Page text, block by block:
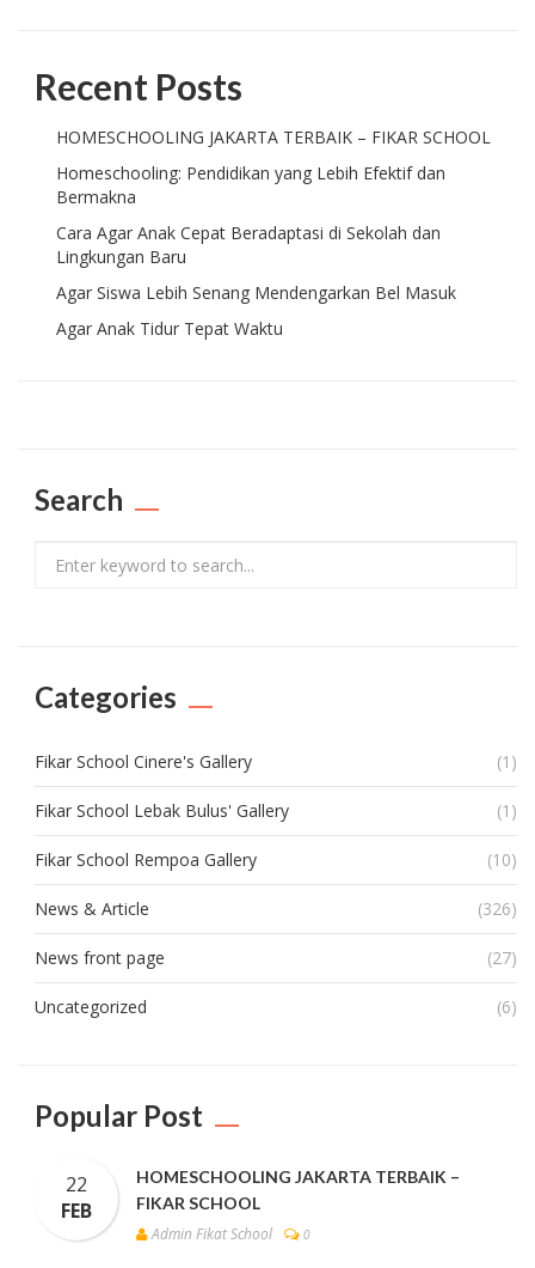
Recent Posts
HOMESCHOOLING JAKARTA TERBAIK – FIKAR SCHOOL
Homeschooling: Pendidikan yang Lebih Efektif dan
Bermakna
Cara Agar Anak Cepat Beradaptasi di Sekolah dan
Lingkungan Baru
Agar Siswa Lebih Senang Mendengarkan Bel Masuk
Agar Anak Tidur Tepat Waktu
Search
Categories
Fikar School Cinere's Gallery (1)
Fikar School Lebak Bulus' Gallery (1)
Fikar School Rempoa Gallery (10)
News & Article (326)
News front page (27)
Uncategorized (6)
Popular Post
22
FEB
HOMESCHOOLING JAKARTA TERBAIK –
FIKAR SCHOOL
Admin Fikat School
0